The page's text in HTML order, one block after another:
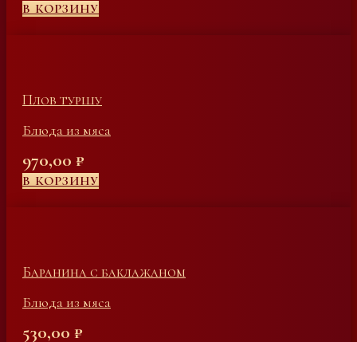
В КОРЗИНУ
Плов туршу
Блюда из мяса
970,00 ₽
В КОРЗИНУ
Баранина с баклажаном
Блюда из мяса
530,00 ₽